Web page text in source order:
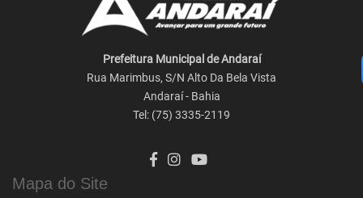
Prefeitura Municipal de Andaraí
Rua Marimbus, S/N Alto Da Bela Vista
Andaraí - Bahia
Tel: (75) 3335-2119
Mapa do Site